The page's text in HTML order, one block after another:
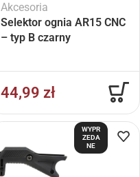
Akcesoria
Selektor ognia AR15 CNC
– typ B czarny
44,99 zł
WYPR
ZEDA
NE